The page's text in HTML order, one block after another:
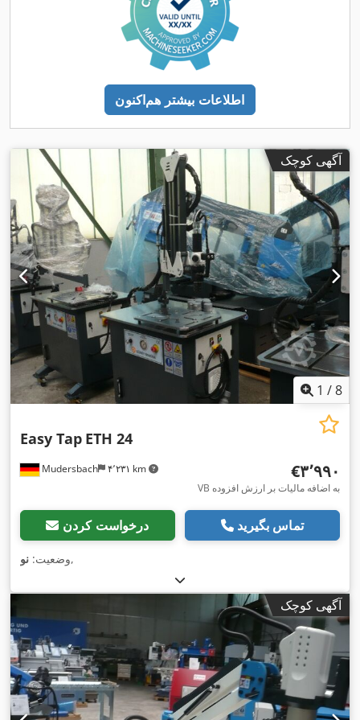
اطلاعات بیشتر هم‌اکنون
آگهی کوچک
1 /8
Mudersbach ۴٬۲۳۱ km
Easy Tap ETH 24
‎€۳٬۹۹۰
VB به اضافه مالیات بر ارزش افزوده
درخواست کردن تماس بگیرید
وضعیت: نو ,
آگهی کوچک